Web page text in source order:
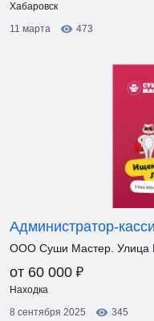
Хабаровск
11 марта
473
Администратор-
ООО Суши Мастер. Улица
от 60 000 ₽
Находка
8 сентября 2025
345